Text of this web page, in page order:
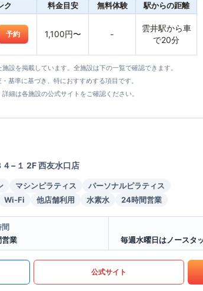
ク 料金目安 無料体験 駅からの距離
予約 1,100円〜 -
雲井駅から車
で20分
設を掲載しています。全施設は下の一覧で確認できます。
基準に基づき、特におすすめする項目です。
細は各施設の公式サイトをご確認ください。
−１ 2F 西友水口店
マシンピラティス
パーソナルピラティス
Wi-Fi 他店舗利用 水素水 24時間営業
業
毎週水曜日はノースタ
公式サイト